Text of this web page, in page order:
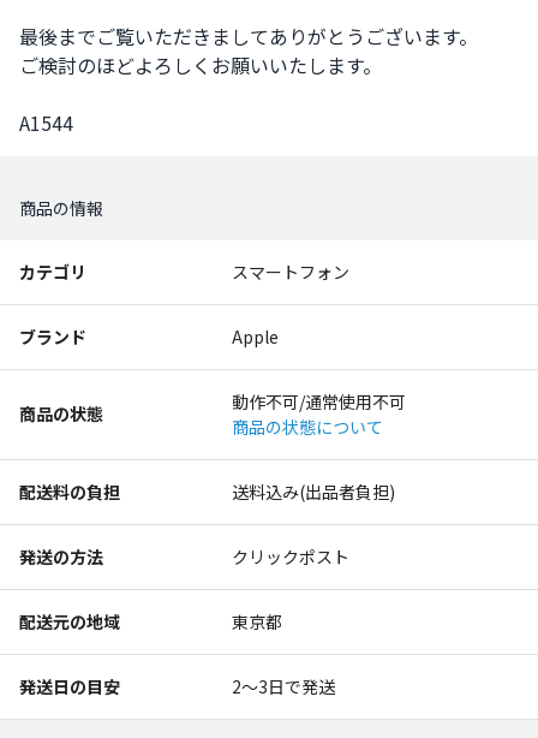
最後までご覧いただきましてありがとうございます。
ご検討のほどよろしくお願いいたします。
A1544
商品の情報
カテゴリ スマートフォン
ブランド Apple
商品の状態
動作不可/通常使用不可
商品の状態について
配送料の負担 送料込み(出品者負担)
発送の方法 クリックポスト
配送元の地域 東京都
発送日の目安 2〜3日で発送